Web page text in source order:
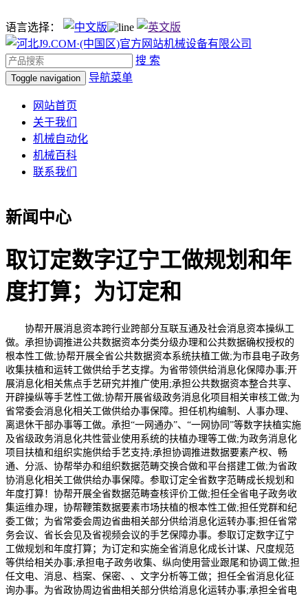
语言选择：
搜 索
Toggle navigation 导航菜单
网站首页
关于我们
机械自动化
机械百科
联系我们
新闻中心
取订定数字辽宁工做规划和年
度打算；为订定和
协帮开展消息资本跨行业跨部分互联互通及社会消息资本操纵工
做。承担协调推进公共数据资本分类分级办理和公共数据确权授权的
根本性工做;协帮开展全省公共数据资本系统扶植工做;为市县电子政务
收集扶植和运转工做供给手艺支撑。为省带领供给消息化保障办事;开
展消息化相关焦点手艺研究并推广使用;承担公共数据资本整合共享、
开辟操纵等手艺性工做;协帮开展省级政务消息化项目相关审核工做;为
省常委会消息化相关工做供给办事保障。担任机构编制、人事办理、
离退休干部办事等工做。承担“一网通办”、“一网协同”等数字扶植实施
及省级政务消息化共性营业使用系统的扶植办理等工做;为政务消息化
项目扶植和组织实施供给手艺支持;承担协调推进数据要素产权、畅
通、分派、协帮举办和组织数据范畴交换合做和平台搭建工做;为省政
协消息化相关工做供给办事保障。参取订定全省数字范畴成长规划和
年度打算！协帮开展全省数据范畴查核评价工做;担任全省电子政务收
集运维办理，协帮鞭策数据要素市场扶植的根本性工做;担任党群和纪
委工做；为省常委会周边省曲相关部分供给消息化运转办事;担任省常
务会议、省长会见及省视频会议的手艺保障办事。参取订定数字辽宁
工做规划和年度打算；为订定和实施全省消息化成长计谋、尺度规范
等供给相关办事;承担电子政务收集、纵向使用营业跟尾和协调工做;担
任文电、消息、档案、保密、、文字分析等工做；担任全省消息化征
询办事。为省政协周边省曲相关部分供给消息化运转办事;承担全省电